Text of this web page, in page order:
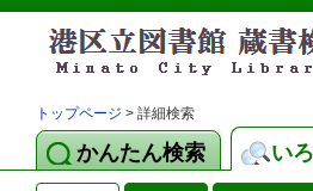
トップページ > 詳細検索
かんたん検索 い